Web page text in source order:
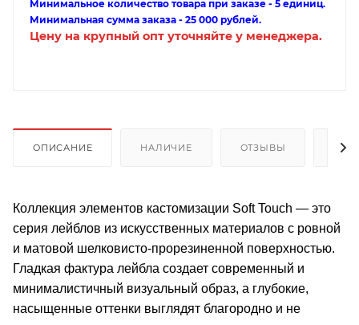
Минимальное количество товара при заказе - 5 единиц.
Минимальная сумма заказа - 25 000 рублей.
Цену на крупный опт уточняйте у менеджера.
ОПИСАНИЕ НАЛИЧИЕ ОТЗЫВЫ
Коллекция элементов кастомизации Soft Touch — это
серия лейблов из искусственных материалов с ровной
и матовой шелковисто-прорезиненной поверхностью.
Гладкая фактура лейбла создает современный и
минималистичный визуальный образ, а глубокие,
насыщенные оттенки выглядят благородно и не